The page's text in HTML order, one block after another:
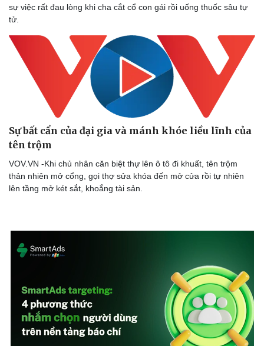
Thể thao
Bóng đá
Lịch thi đấu bóng đá
Thế giới thể thao
Hậu trường
Ô tô - Xe máy
Xe máy
Tư vấn
sự việc rất đau lòng khi cha cắt cổ con gái rồi uống thuốc sâu tự
tử.
Sự bất cẩn của đại gia và mánh khóe liều lĩnh của
tên trộm
VOV.VN -Khi chủ nhân căn biệt thự lên ô tô đi khuất, tên trộm
thản nhiên mở cổng, gọi thợ sửa khóa đến mở cửa rồi tự nhiên
lên tầng mở két sắt, khoắng tài sản.